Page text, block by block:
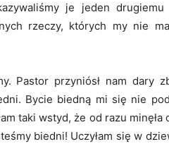
je jeden
rzeczy, których my nie
Pastor przyniósł nam dary
Bycie biedną mi się nie
taki wstyd, że od razu minęła
biedni! Uczyłam się w